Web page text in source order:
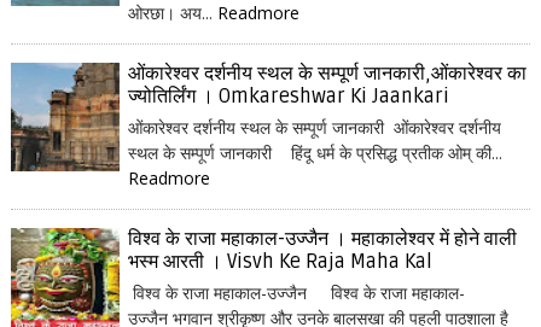
ओरछा। अय... Readmore
ओंकारेश्वर दर्शनीय स्थल के सम्पूर्ण जानकारी,ओंकारेश्वर का
ज्योतिर्लिंग । Omkareshwar Ki Jaankari
ओंकारेश्वर दर्शनीय स्थल के सम्पूर्ण जानकारी ओंकारेश्वर दर्शनीय
स्थल के सम्पूर्ण जानकारी हिंदू धर्म के प्रसिद्ध प्रतीक ओम् की...
Readmore
विश्व के राजा महाकाल-उज्जैन । महाकालेश्वर में होने वाली
भस्म आरती । Visvh Ke Raja Maha Kal
विश्व के राजा महाकाल-उज्जैन विश्व के राजा महाकाल-
उज्जैन भगवान श्रीकृष्ण और उनके बालसखा की पहली पाठशाला है